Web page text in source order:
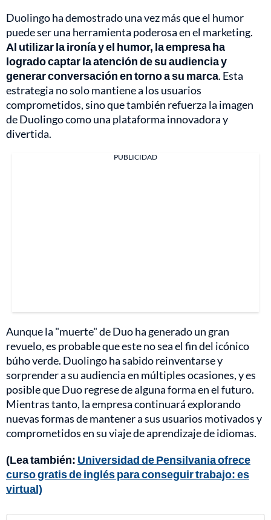
Duolingo ha demostrado una vez más que el humor
puede ser una herramienta poderosa en el marketing.
Al utilizar la ironía y el humor, la empresa ha
logrado captar la atención de su audiencia y
generar conversación en torno a su marca. Esta
estrategia no solo mantiene a los usuarios
comprometidos, sino que también refuerza la imagen
de Duolingo como una plataforma innovadora y
divertida.
PUBLICIDAD
Aunque la "muerte" de Duo ha generado un gran
revuelo, es probable que este no sea el fin del icónico
búho verde. Duolingo ha sabido reinventarse y
sorprender a su audiencia en múltiples ocasiones, y es
posible que Duo regrese de alguna forma en el futuro.
Mientras tanto, la empresa continuará explorando
nuevas formas de mantener a sus usuarios motivados y
comprometidos en su viaje de aprendizaje de idiomas.
(Lea también: Universidad de Pensilvania ofrece
curso gratis de inglés para conseguir trabajo: es
virtual)